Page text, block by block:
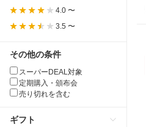
4.0 〜
3.5 〜
その他の条件
スーパーDEAL対象
定期購入・頒布会
売り切れを含む
ギフト